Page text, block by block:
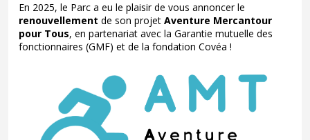
En 2025, le Parc a eu le plaisir de vous annoncer le
renouvellement de son projet Aventure Mercantour
pour Tous, en partenariat avec la Garantie mutuelle des
fonctionnaires (GMF) et de la fondation Covéa !